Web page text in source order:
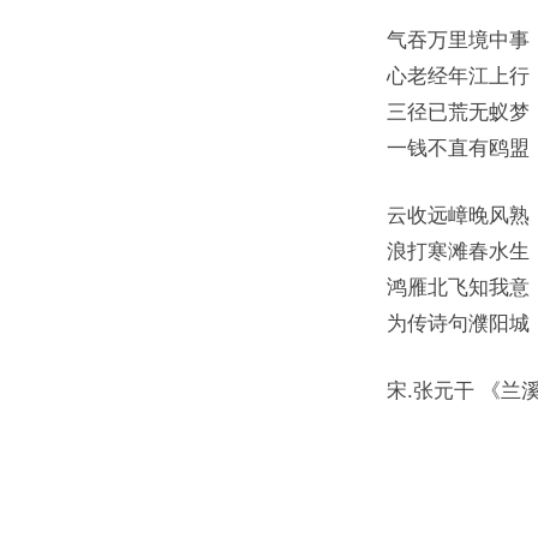
气吞万里境中事
心老经年江上行
三径已荒无蚁梦
一钱不直有鸥盟
云收远嶂晚风熟
浪打寒滩春水生
鸿雁北飞知我意
为传诗句濮阳城
宋.张元干 《兰